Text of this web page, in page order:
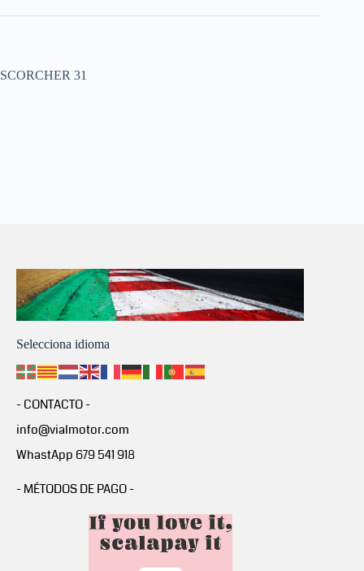
SCORCHER 31
Selecciona idioma
- CONTACTO -
info@vialmotor.com
WhastApp 679 541 918
- MÉTODOS DE PAGO -